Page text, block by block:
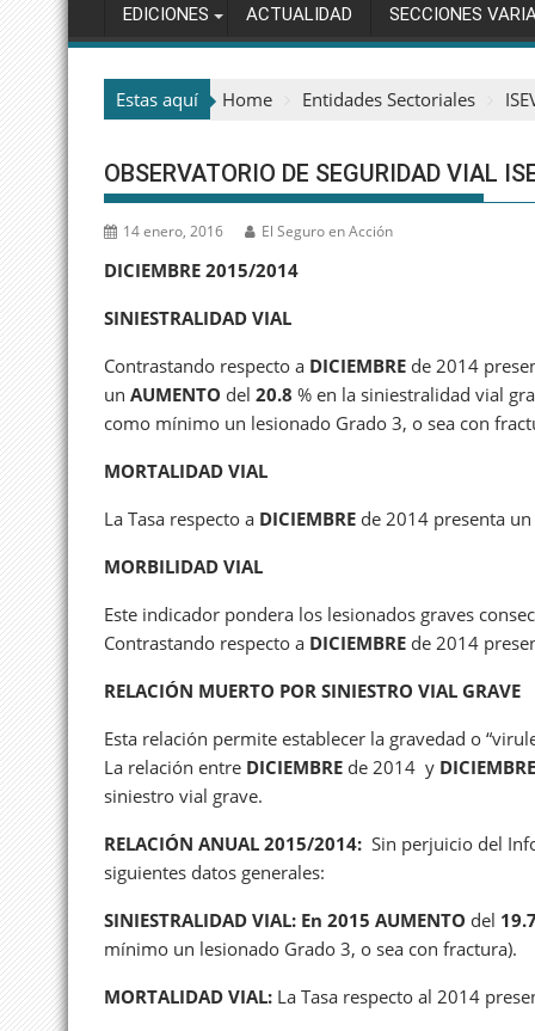
EDICIONES ACTUALIDAD SECCIONES
Estas aquí Home Entidades Sectoriales
OBSERVATORIO DE SEGURIDAD VIAL
14 enero, 2016 El Seguro en Acción
DICIEMBRE 2015/2014
SINIESTRALIDAD VIAL
Contrastando respecto a DICIEMBRE de 2014
un AUMENTO del 20.8 % en la siniestralidad vial
como mínimo un lesionado Grado 3, o sea con
MORTALIDAD VIAL
La Tasa respecto a DICIEMBRE de 2014 presenta un
MORBILIDAD VIAL
Este indicador pondera los lesionados graves
Contrastando respecto a DICIEMBRE de 2014
RELACIÓN MUERTO POR SINIESTRO VIAL GRAVE
Esta relación permite establecer la gravedad o
La relación entre DICIEMBRE de 2014 y DICIEMBRE
siniestro vial grave.
RELACIÓN ANUAL 2015/2014: Sin perjuicio del
siguientes datos generales:
SINIESTRALIDAD VIAL: En 2015 AUMENTO del 19.7
mínimo un lesionado Grado 3, o sea con fractura).
MORTALIDAD VIAL: La Tasa respecto al 2014